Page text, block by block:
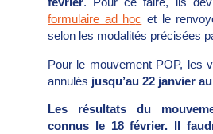
formulaire ad hoc et le
selon les modalités précisées
Pour le mouvement POP, les
annulés jusqu’au 22 janvier
Les résultats du
connus le 18 février. Il